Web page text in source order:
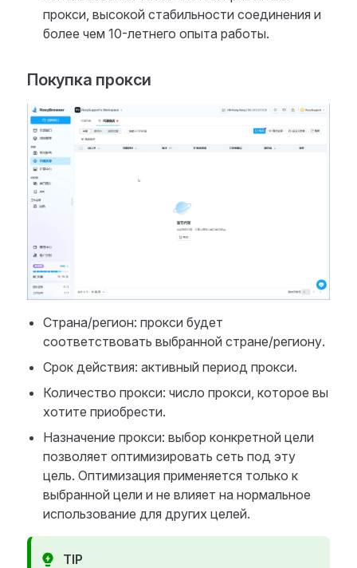
прокси, высокой стабильности соединения и
более чем 10-летнего опыта работы.
Покупка прокси
Страна/регион: прокси будет
соответствовать выбранной стране/региону.
Срок действия: активный период прокси.
Количество прокси: число прокси, которое вы
хотите приобрести.
Назначение прокси: выбор конкретной цели
позволяет оптимизировать сеть под эту
цель. Оптимизация применяется только к
выбранной цели и не влияет на нормальное
использование для других целей.
TIP